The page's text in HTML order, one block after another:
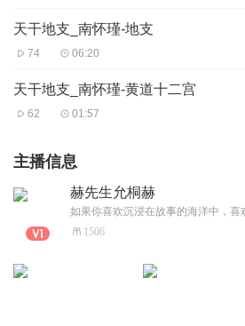
天干地支_南怀瑾-地支
74 06:20
天干地支_南怀瑾-黄道十二宫
62 01:57
主播信息
赫先生允桐赫
1506